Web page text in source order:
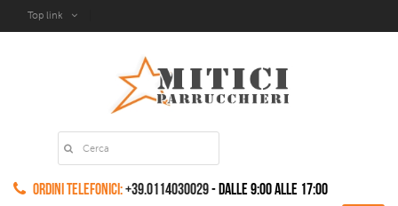
Top link
Ordini Telefonici:+39.0114030029- dalle 9:00 alle 17:00